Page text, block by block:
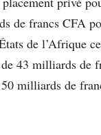
de francs CFA
de l’Afrique
43 milliards de
milliards de